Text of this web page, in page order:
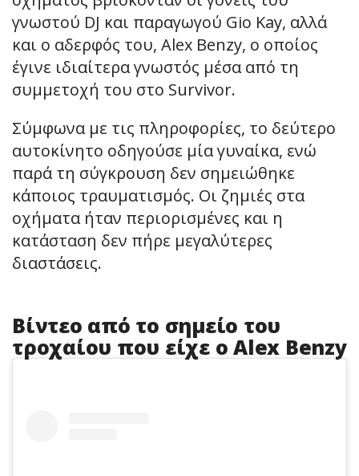
γνωστού DJ και παραγωγού Gio Kay, αλλά
και ο αδερφός του, Alex Benzy, ο οποίος
έγινε ιδιαίτερα γνωστός μέσα από τη
συμμετοχή του στο Survivor.
Σύμφωνα με τις πληροφορίες, το δεύτερο
αυτοκίνητο οδηγούσε μία γυναίκα, ενώ
παρά τη σύγκρουση δεν σημειώθηκε
κάποιος τραυματισμός. Οι ζημιές στα
οχήματα ήταν περιορισμένες και η
κατάσταση δεν πήρε μεγαλύτερες
διαστάσεις.
Βίντεο από το σημείο του
τροχαίου που είχε ο Alex Benzy